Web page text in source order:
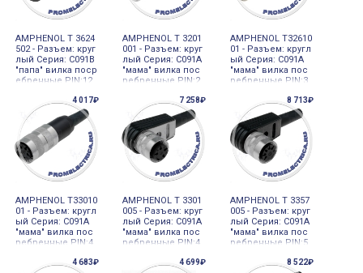
AMPHENOL T 3624
502 - Разъем: круг
лый Серия: C091B
"папа" вилка поср
ебренные PIN:12
AMPHENOL T 3201
001 - Разъем: круг
лый Серия: C091A
"мама" вилка пос
ребренные PIN:2
AMPHENOL T32610
01 - Разъем: кругл
ый Серия: C091A
"мама" вилка пос
ребренные PIN:3
4 017₽
AMPHENOL T33010
01 - Разъем: кругл
ый Серия: C091A
"мама" вилка пос
ребренные PIN:4
7 258₽
AMPHENOL T 3301
005 - Разъем: круг
лый Серия: C091A
"мама" вилка пос
ребренные PIN:4
8 713₽
AMPHENOL T 3357
005 - Разъем: круг
лый Серия: C091A
"мама" вилка пос
ребренные PIN:5
4 683₽ 4 699₽ 8 522₽